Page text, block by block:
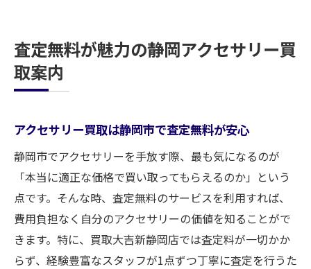
査定無料が魅力の静岡アクセサリー買
取案内
アクセサリー買取は静岡市で査定無料が安心
静岡市でアクセサリーを手放す際、最も気になるのが
「本当に適正な価格で買い取ってもらえるのか」という
点です。そんな時、査定無料のサービスを利用すれば、
費用負担なく自分のアクセサリーの価値を知ることがで
きます。特に、買取大吉新静岡店では査定料が一切かか
らず、経験豊富なスタッフが1点ずつ丁寧に査定を行うた